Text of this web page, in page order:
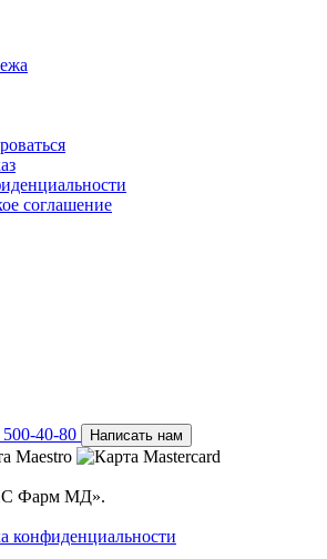
соглашение
40-80 Написать нам
Фарм МД».
конфиден­циальности